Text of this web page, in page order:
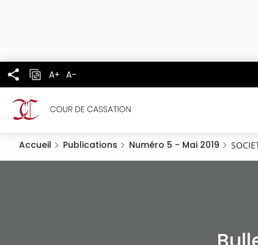
A+ A-
Accueil Publications Numéro 5 - Mai 2019